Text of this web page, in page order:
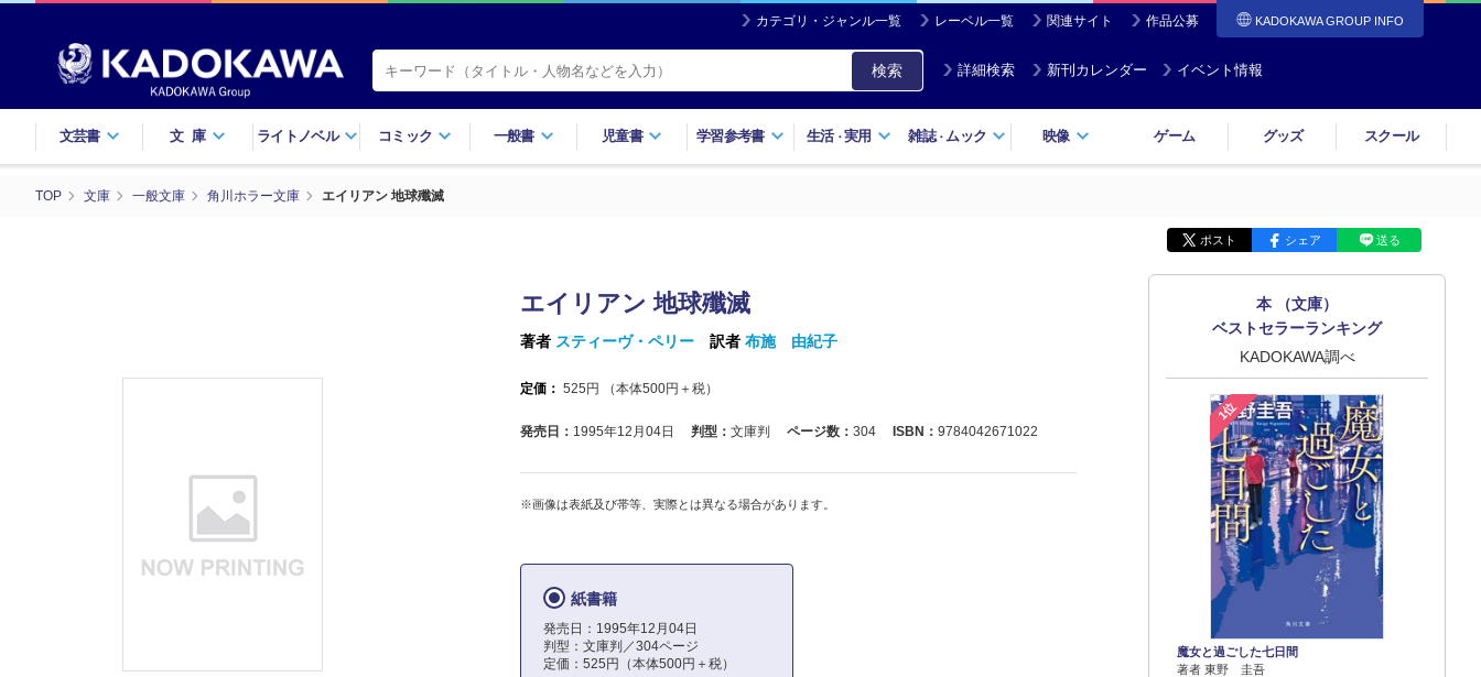
カテゴリ・ジャンル一覧 レーベル一覧 関連サイト 作品公募 KADOKAWA GROUP INFO
検索 詳細検索 新刊カレンダー イベント情報
文芸書 文庫 ライトノベル コミック 一般書 児童書 学習参考書 生活・実用 雑誌・ ムック 映像 ゲーム グッズ スクール
TOP 文庫 一般文庫 角川ホラー文庫 エイリアン 地球殲滅
ポスト シェア 送る
エイリアン 地球殲滅
著者 スティーヴ・ペリー 訳者 布施 由紀子
定価： 525 円 （本体500円＋税）
発売日： 1995年12月04日 判型： 文庫判 ページ数： 304 ISBN： 9784042671022
※画像は表紙及び帯等、実際とは異なる場合があります。
紙書籍
発売日：1995年12月04日
判型：文庫判／304ページ
定価：525円（本体500円＋税）
本 （文庫）
ベストセラーランキング
KADOKAWA調べ
1位
魔女と過ごした七日間
著者 東野 圭吾